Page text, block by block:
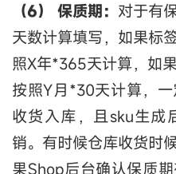
（6） 保质期： 对于有
天数计算填写，如果标
照X年*365天计算，如
按照Y月*30天计算，
收货入库，且sku生成
销。有时候仓库收货时
果Shop后台确认保质